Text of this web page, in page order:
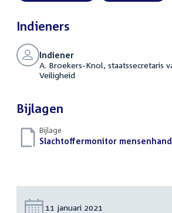
Indieners
Indiener
A. Broekers-Knol, staatssecretaris
Veiligheid
Bijlagen
Bijlage
Download
Slachtoffermonitor
Datum:
11 januari 2021